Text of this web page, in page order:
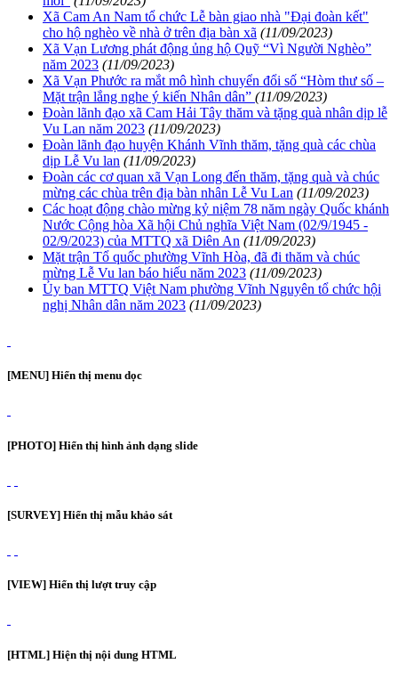
Xã Cam An Nam tổ chức Lễ bàn giao nhà "Đại đoàn kết"
cho hộ nghèo về nhà ở trên địa bàn xã (11/09/2023)
Xã Vạn Lương phát động ủng hộ Quỹ “Vì Người Nghèo”
năm 2023 (11/09/2023)
Xã Vạn Phước ra mắt mô hình chuyển đổi số “Hòm thư số –
Mặt trận lắng nghe ý kiến Nhân dân” (11/09/2023)
Đoàn lãnh đạo xã Cam Hải Tây thăm và tặng quà nhân dịp lễ
Vu Lan năm 2023 (11/09/2023)
Đoàn lãnh đạo huyện Khánh Vĩnh thăm, tặng quà các chùa
dịp Lễ Vu lan (11/09/2023)
Đoàn các cơ quan xã Vạn Long đến thăm, tặng quà và chúc
mừng các chùa trên địa bàn nhân Lễ Vu Lan (11/09/2023)
Các hoạt động chào mừng kỷ niệm 78 năm ngày Quốc khánh
Nước Cộng hòa Xã hội Chủ nghĩa Việt Nam (02/9/1945 -
02/9/2023) của MTTQ xã Diên An (11/09/2023)
Mặt trận Tổ quốc phường Vĩnh Hòa, đã đi thăm và chúc
mừng Lễ Vu lan báo hiếu năm 2023 (11/09/2023)
Ủy ban MTTQ Việt Nam phường Vĩnh Nguyên tổ chức hội
nghị Nhân dân năm 2023 (11/09/2023)
[MENU] Hiển thị menu dọc
[PHOTO] Hiển thị hình ảnh dạng slide
[SURVEY] Hiển thị mẫu khảo sát
[VIEW] Hiển thị lượt truy cập
[HTML] Hiện thị nội dung HTML